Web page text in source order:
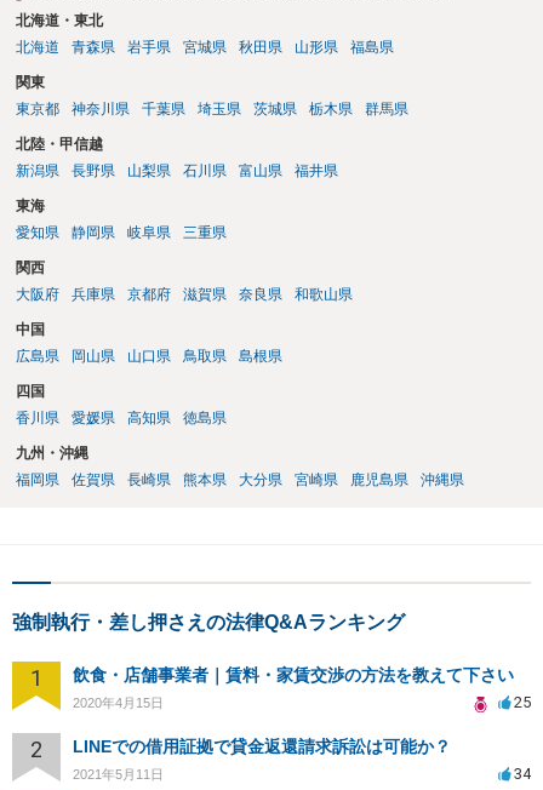
北海道・東北
北海道
青森県 岩手県 宮城県 秋田県 山形県 福島県
関東
東京都
神奈川県 千葉県 埼玉県 茨城県 栃木県 群馬県
北陸・甲信越
新潟県
長野県 山梨県 石川県 富山県 福井県
東海
愛知県
静岡県 岐阜県 三重県
関西
大阪府
兵庫県 京都府 滋賀県 奈良県 和歌山県
中国
広島県
岡山県 山口県 鳥取県 島根県
四国
香川県
愛媛県 高知県 徳島県
九州・沖縄
福岡県
佐賀県 長崎県 熊本県 大分県 宮崎県 鹿児島県 沖縄県
強制執行・差し押さえの法律Q&Aランキング
1 飲食・店舗事業者｜賃料・家賃交渉の方法を教えて下さい
2020年4月15日 25
2 LINEでの借用証拠で貸金返還請求訴訟は可能か？
2021年5月11日 34